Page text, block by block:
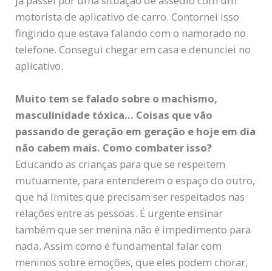
motorista de aplicativo de carro. Contornei isso
fingindo que estava falando com o namorado no
telefone. Consegui chegar em casa e denunciei no
aplicativo.
Muito tem se falado sobre o machismo,
masculinidade tóxica… Coisas que vão
passando de geração em geração e hoje em dia
não cabem mais. Como combater isso?
Educando as crianças para que se respeitem
mutuamente, para entenderem o espaço do outro,
que há limites que precisam ser respeitados nas
relações entre as pessoas. É urgente ensinar
também que ser menina não é impedimento para
nada. Assim como é fundamental falar com
meninos sobre emoções, que eles podem chorar,